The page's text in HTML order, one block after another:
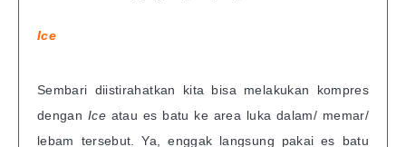
Ice
Sembari diistirahatkan kita bisa melakukan kompres
dengan Iceatau es batu ke area luka dalam/ memar/
lebam tersebut. Ya, enggak langsung pakai es batu